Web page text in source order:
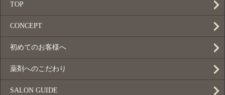
TOP
CONCEPT
初めてのお客様へ
薬剤へのこだわり
SALON GUIDE